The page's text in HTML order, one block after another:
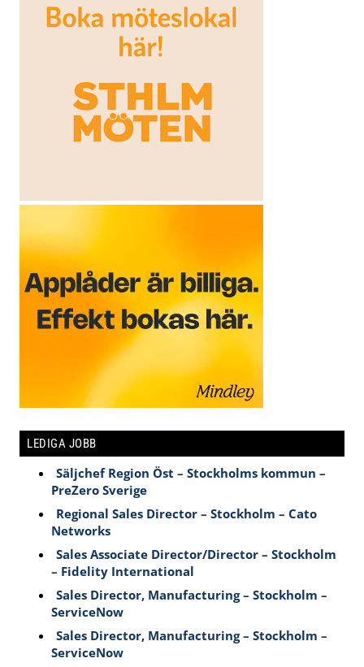
LEDIGA JOBB
Säljchef Region Öst – Stockholms kommun –
PreZero Sverige
Regional Sales Director – Stockholm – Cato
Networks
Sales Associate Director/Director – Stockholm
– Fidelity International
Sales Director, Manufacturing – Stockholm –
ServiceNow
Sales Director, Manufacturing – Stockholm –
ServiceNow